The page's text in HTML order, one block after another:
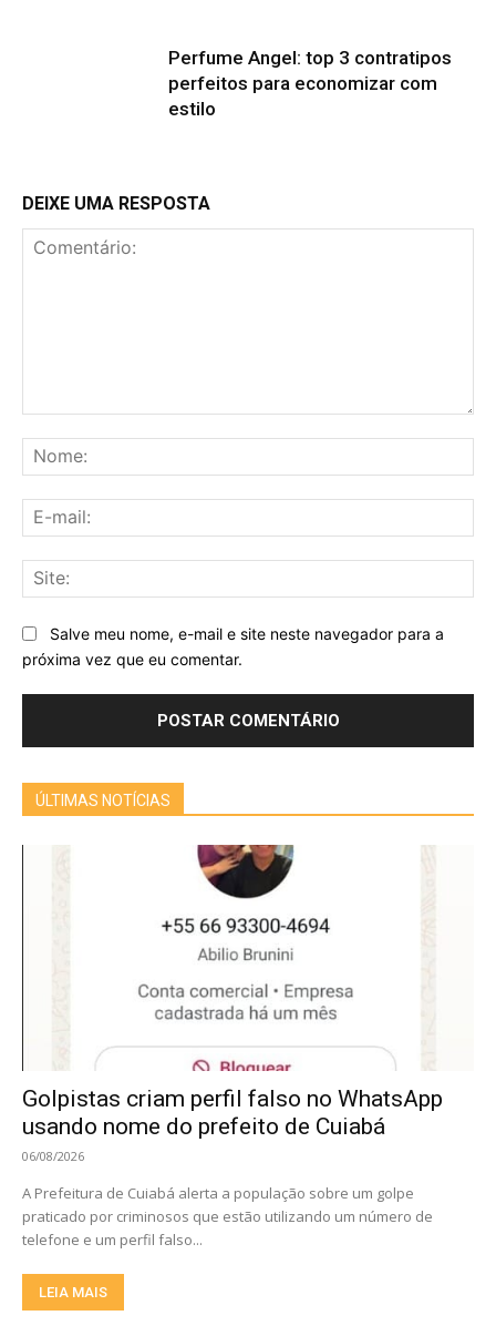
Perfume Angel: top 3 contratipos
perfeitos para economizar com
estilo
DEIXE UMA RESPOSTA
Salve meu nome, e-mail e site neste navegador para a
próxima vez que eu comentar.
ÚLTIMAS NOTÍCIAS
Golpistas criam perfil falso no WhatsApp
usando nome do prefeito de Cuiabá
06/08/2026
A Prefeitura de Cuiabá alerta a população sobre um golpe
praticado por criminosos que estão utilizando um número de
telefone e um perfil falso...
LEIA MAIS